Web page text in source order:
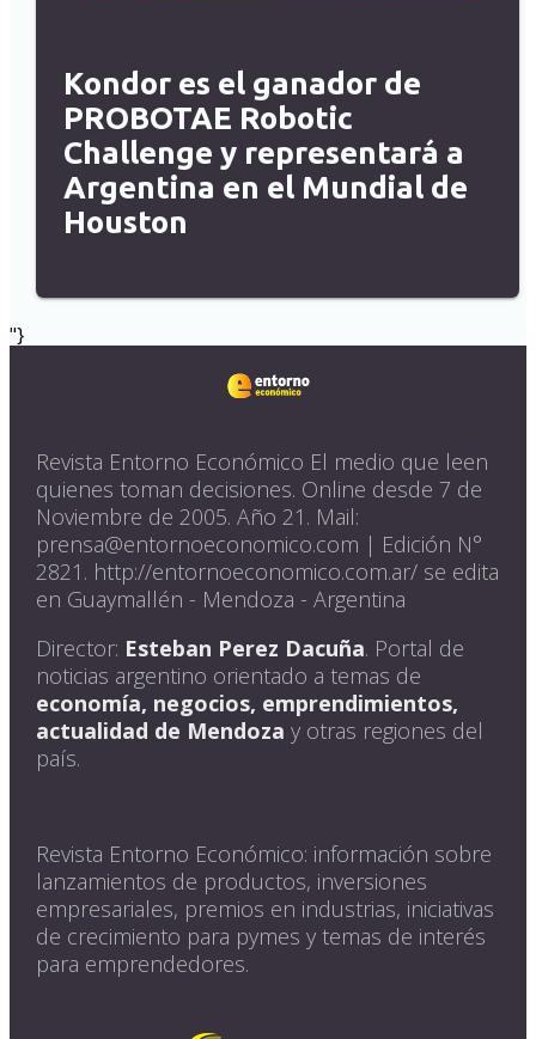
Kondor es el ganador de
PROBOTAE Robotic
Challenge y representará a
Argentina en el Mundial de
Houston
"}
Revista Entorno Económico El medio que leen
quienes toman decisiones. Online desde 7 de
Noviembre de 2005. Año 21. Mail:
prensa@entornoeconomico.com | Edición N°
2821. http://entornoeconomico.com.ar/ se edita
en Guaymallén - Mendoza - Argentina
Director: Esteban Perez Dacuña. Portal de
noticias argentino orientado a temas de
economía, negocios, emprendimientos,
actualidad de Mendoza y otras regiones del
país.
Revista Entorno Económico: información sobre
lanzamientos de productos, inversiones
empresariales, premios en industrias, iniciativas
de crecimiento para pymes y temas de interés
para emprendedores.